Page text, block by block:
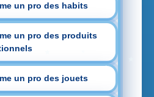
un pro des habits
un pro des produits
un pro des jouets